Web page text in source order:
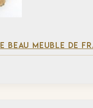
BEAU MEUBLE DE